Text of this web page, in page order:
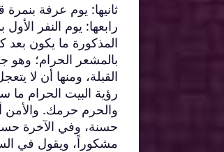
ثانيها: يوم عرفة
رابعها: يوم النفر
المذكورة ما يكون
بالمشعر الحرام؛ وهو
القبلة، ومنها أن لا
رؤية البيت الحرام ما
والحرم حرمك. والأمن
حسنة، وفي الآخرة
مشكوراً، ويقول في